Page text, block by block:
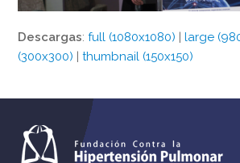
Descargas:full (1080x1080) |large
(300x300) |thumbnail (150x150)